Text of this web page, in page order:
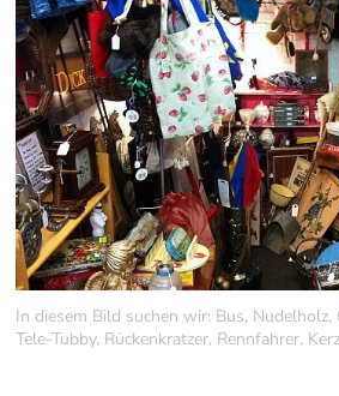
In diesem Bild suchen wir: Bus, Nudelholz,
Tele-Tubby, Rückenkratzer, Rennfahrer,